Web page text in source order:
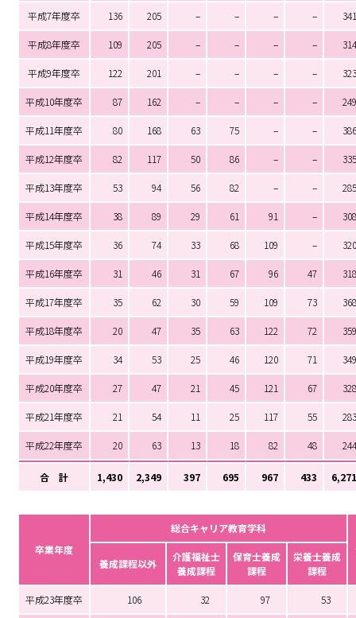
平成7年度卒 136 205 – – – – 341
平成8年度卒 109 205 – – – – 314
平成9年度卒 122 201 – – – – 323
平成10年度卒 87 162 – – – – 249
平成11年度卒 80 168 63 75 – – 386
平成12年度卒 82 117 50 86 – – 335
平成13年度卒 53 94 56 82 – – 285
平成14年度卒 38 89 29 61 91 – 308
平成15年度卒 36 74 33 68 109 – 320
平成16年度卒 31 46 31 67 96 47 318
平成17年度卒 35 62 30 59 109 73 368
平成18年度卒 20 47 35 63 122 72 359
平成19年度卒 34 53 25 46 120 71 349
平成20年度卒 27 47 21 45 121 67 328
平成21年度卒 21 54 11 25 117 55 283
平成22年度卒 20 63 13 18 82 48 244
合 計 1,430 2,349 397 695 967 433 6,271
卒業年度
総合キャリア教育学科
養成課程以外
介護福祉士
養成課程
保育士養成
課程
栄養士養成
課程
平成23年度卒 106 32 97 53